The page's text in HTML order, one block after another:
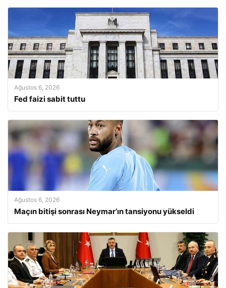
Ağustos 6, 2026
Fed faizi sabit tuttu
Ağustos 6, 2026
Maçın bitişi sonrası Neymar’ın tansiyonu yükseldi